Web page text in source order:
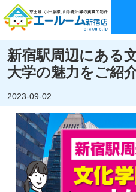
新宿駅周辺にある
大学の魅力をご紹
2023-09-02